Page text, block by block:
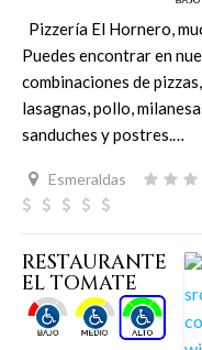
Pizzería El Hornero,
Puedes encontrar en
combinaciones de
lasagnas, pollo,
sanduches y postres.…
Esmeraldas
RESTAURANTE
EL TOMATE